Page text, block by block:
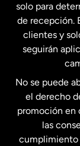
solo para
de recepción.
clientes y
seguirán
No se puede
el derecho
promoción en
las
cumplimiento